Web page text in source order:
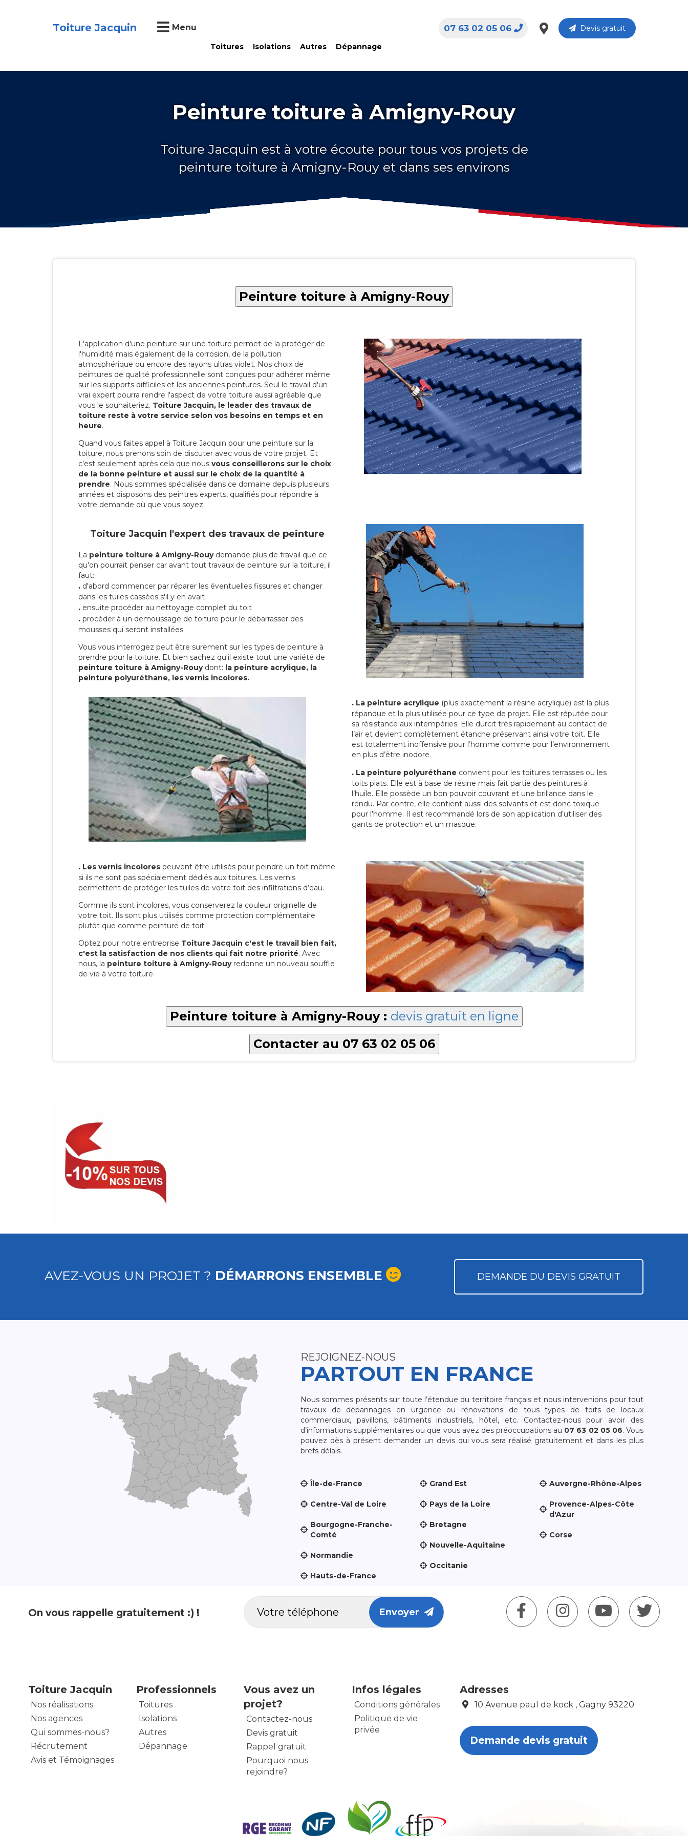
Toiture Jacquin Menu
Toitures Isolations Autres Dépannage
Devis gratuit
07 63 02 05 06
Peinture toiture à Amigny-Rouy
Toiture Jacquin est à votre écoute pour tous vos projets de
peinture toiture à Amigny-Rouy et dans ses environs
Peinture toiture à Amigny-Rouy
L'application d'une peinture sur une toiture permet de la protéger de
l'humidité mais également de la corrosion, de la pollution
atmosphérique ou encore des rayons ultras violet. Nos choix de
peintures de qualité professionnelle sont conçues pour adhérer même
sur les supports difficiles et les anciennes peintures. Seul le travail d'un
vrai expert pourra rendre l'aspect de votre toiture aussi agréable que
vous le souhaiteriez. Toiture Jacquin, le leader des travaux de
toiture reste à votre service selon vos besoins en temps et en
heure.
Quand vous faites appel à Toiture Jacquin pour une peinture sur la
toiture, nous prenons soin de discuter avec vous de votre projet. Et
c'est seulement après cela que nous vous conseillerons sur le choix
de la bonne peinture et aussi sur le choix de la quantité à
prendre. Nous sommes spécialisée dans ce domaine depuis plusieurs
années et disposons des peintres experts, qualifiés pour répondre à
votre demande où que vous soyez.
Toiture Jacquin l'expert des travaux de peinture
La peinture toiture à Amigny-Rouydemande plus de travail que ce
qu'on pourrait penser car avant tout travaux de peinture sur la toiture, il
faut:
. d'abord commencer par réparer les éventuelles fissures et changer
dans les tuiles cassées s'il y en avait
. ensuite procéder au nettoyage complet du toit
. procéder à un demoussage de toiture pour le débarrasser des
mousses qui seront installées
Vous vous interrogez peut être surement sur les types de peinture à
prendre pour la toiture. Et bien sachez qu'il existe tout une variété de
peinture toiture à Amigny-Rouy dont: la peinture acrylique, la
peinture polyuréthane, les vernis incolores.
. La peinture acrylique (plus exactement la résine acrylique) est la plus
répandue et la plus utilisée pour ce type de projet. Elle est réputée pour
sa résistance aux intempéries. Elle durcit très rapidement au contact de
l’air et devient complètement étanche préservant ainsi votre toit. Elle
est totalement inoffensive pour l’homme comme pour l’environnement
en plus d’être inodore.
. La peinture polyuréthane convient pour les toitures terrasses ou les
toits plats. Elle est à base de résine mais fait partie des peintures à
l’huile. Elle possède un bon pouvoir couvrant et une brillance dans le
rendu. Par contre, elle contient aussi des solvants et est donc toxique
pour l’homme. Il est recommandé lors de son application d’utiliser des
gants de protection et un masque.
. Les vernis incolores peuvent être utilisés pour peindre un toit même
si ils ne sont pas spécialement dédiés aux toitures. Les vernis
permettent de protéger les tuiles de votre toit des infiltrations d’eau.
Comme ils sont incolores, vous conserverez la couleur originelle de
votre toit. Ils sont plus utilisés comme protection complémentaire
plutôt que comme peinture de toit.
Optez pour notre entreprise Toiture Jacquin c'est le travail bien fait,
c'est la satisfaction de nos clients qui fait notre priorité. Avec
nous, la peinture toiture à Amigny-Rouyredonne un nouveau souffle
de vie à votre toiture.
Peinture toiture à Amigny-Rouy : devis gratuit en ligne
Contacter au 07 63 02 05 06
AVEZ-VOUS UN PROJET ? DÉMARRONS ENSEMBLE DEMANDE DU DEVIS GRATUIT
REJOIGNEZ-NOUS
PARTOUT EN FRANCE
Nous sommes présents sur toute l’étendue du territoire français et nous intervenions pour tout
travaux de dépannages en urgence ou rénovations de tous types de toits de locaux
commerciaux, pavillons, bâtiments industriels, hôtel, etc. Contactez-nous pour avoir des
d’informations supplémentaires ou que vous avez des préoccupations au 07 63 02 05 06. Vous
pouvez dès à présent demander un devis qui vous sera réalisé gratuitement et dans les plus
brefs délais.
Île-de-France
Centre-Val de Loire
Bourgogne-Franche-
Comté
Normandie
Hauts-de-France
Grand Est
Pays de la Loire
Bretagne
Nouvelle-Aquitaine
Occitanie
Auvergne-Rhône-Alpes
Provence-Alpes-Côte
d'Azur
Corse
On vous rappelle gratuitement :) ! Envoyer
Toiture Jacquin
Nos réalisations
Nos agences
Qui sommes-nous?
Récrutement
Avis et Témoignages
Professionnels
Toitures
Isolations
Autres
Dépannage
Vous avez un
projet?
Contactez-nous
Devis gratuit
Rappel gratuit
Pourquoi nous
rejoindre?
Infos légales
Conditions générales
Politique de vie
privée
Adresses
10 Avenue paul de kock , Gagny 93220
Demande devis gratuit